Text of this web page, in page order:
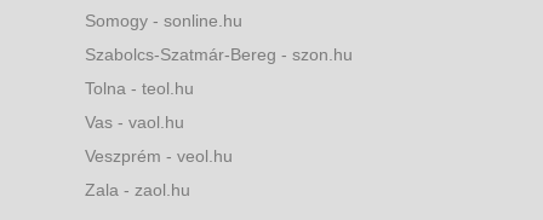
Somogy - sonline.hu
Szabolcs-Szatmár-Bereg - szon.hu
Tolna - teol.hu
Vas - vaol.hu
Veszprém - veol.hu
Zala - zaol.hu